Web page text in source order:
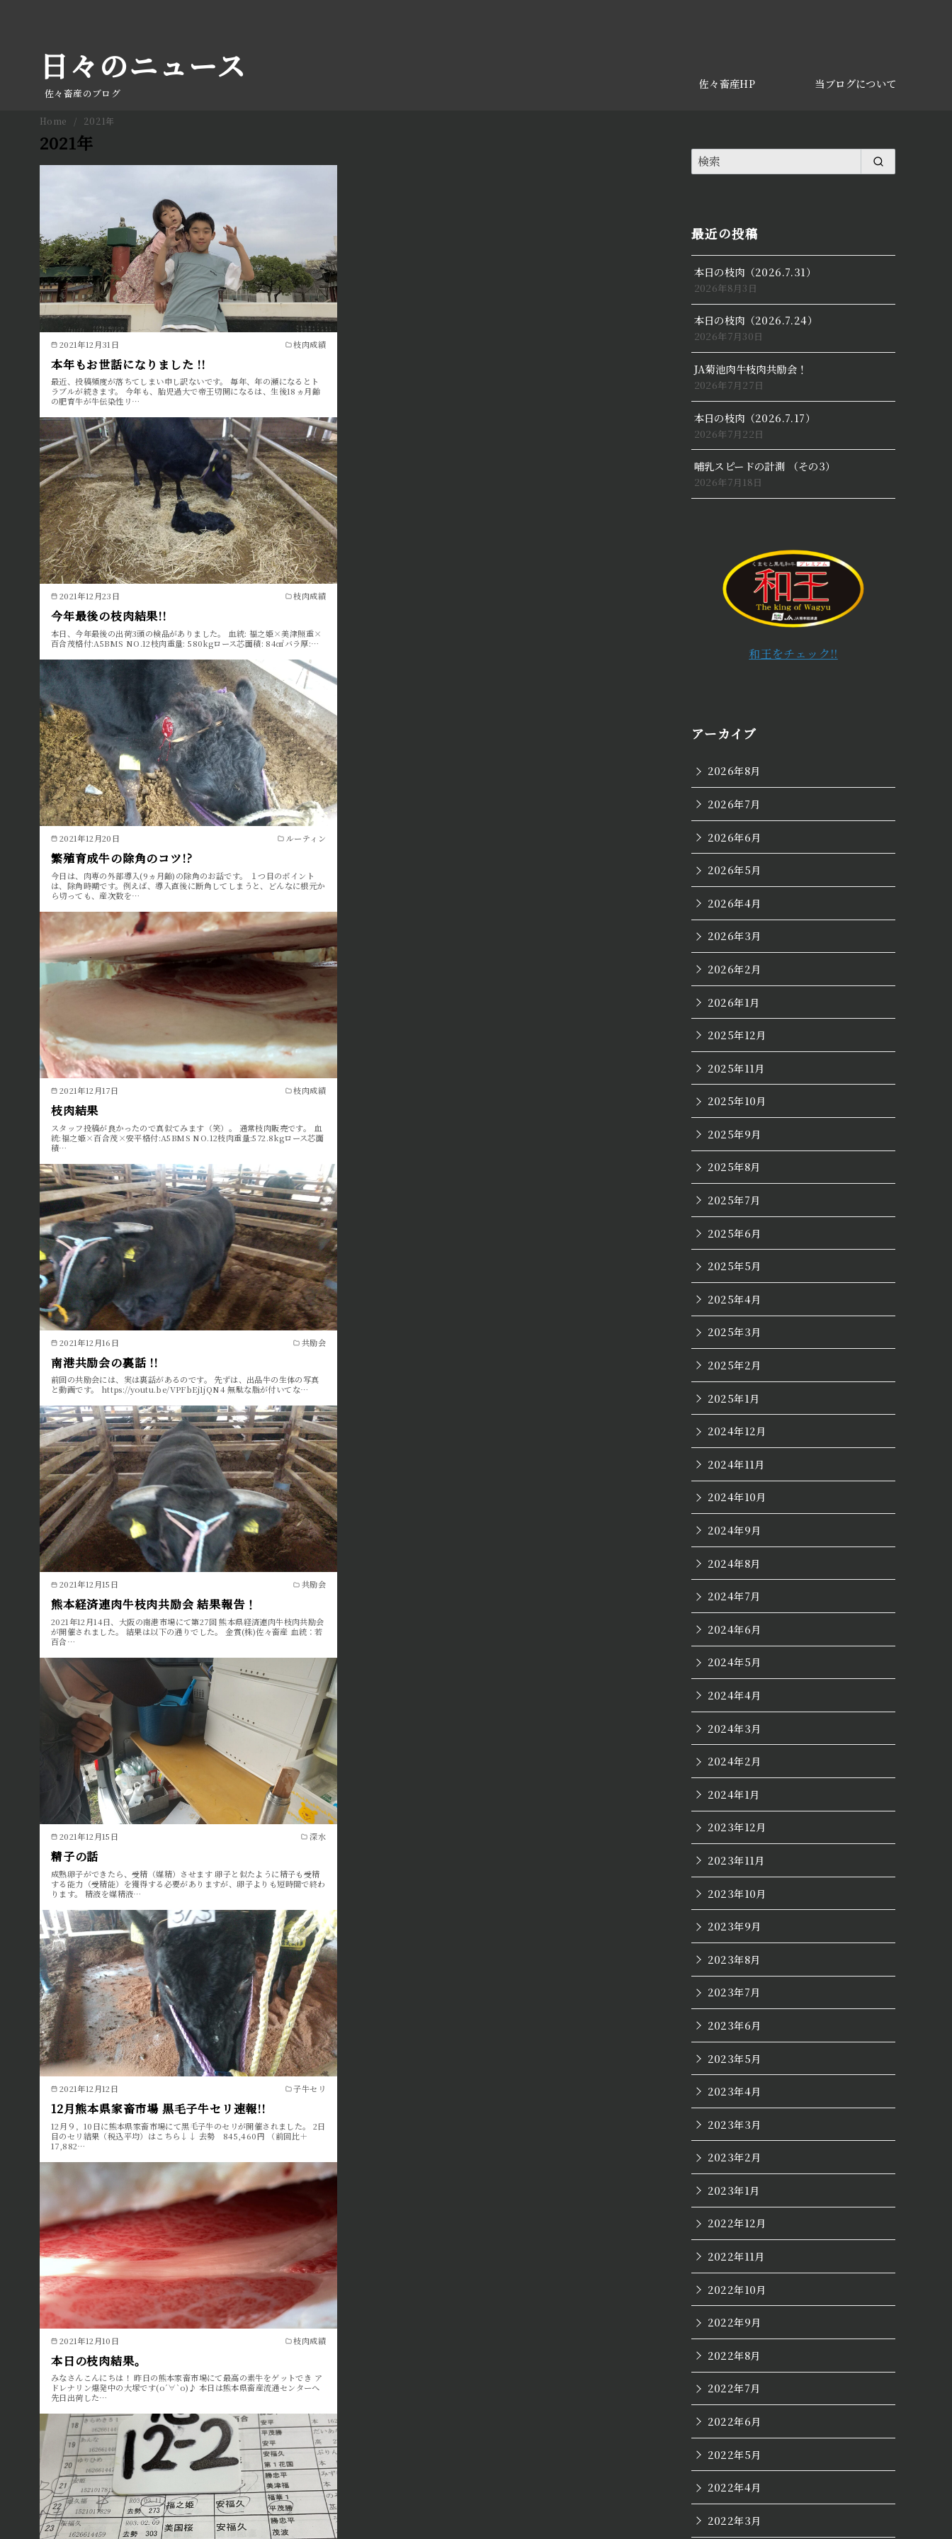
日々のニュース
佐々畜産のブログ
佐々畜産HP 当ブログについて
Home 2021年
2021年
2021年12月31日 枝肉成績
本年もお世話になりました !!
最近、投稿頻度が落ちてしまい申し訳ないです。 毎年、年の瀬になるとト
ラブルが続きます。 今年も、胎児過大で帝王切開になるは、生後18ヵ月齢
の肥育牛が牛伝染性リ…
2021年12月23日 枝肉成績
今年最後の枝肉結果!!
本日、今年最後の出荷3頭の検品がありました。 血統: 福之姫×美津照重×
百合茂格付:A5BMS NO.12枝肉重量: 580kgロース芯面積: 84㎠バラ厚:…
2021年12月20日 ルーティン
繁殖育成牛の除角のコツ!?
今日は、肉専の外部導入(9ヵ月齢)の除角のお話です。 １つ目のポイント
は、除角時期です。例えば、導入直後に断角してしまうと、どんなに根元か
ら切っても、産次数を…
2021年12月17日 枝肉成績
枝肉結果
スタッフ投稿が良かったので真似てみます（笑）。 通常枝肉販売です。 血
統:福之姫×百合茂×安平格付:A5BMS NO.12枝肉重量:572.8kgロース芯面
積…
2021年12月16日 共励会
南港共励会の裏話 !!
前回の共励会には、実は裏話があるのです。 先ずは、出品牛の生体の写真
と動画です。 https://youtu.be/VPFbEj1jQN4 無駄な脂が付いてな…
2021年12月15日 共励会
熊本経済連肉牛枝肉共励会 結果報告！
2021年12月14日、大阪の南港市場にて第27回 熊本県経済連肉牛枝肉共励会
が開催されました。 結果は以下の通りでした。 金賞(株)佐々畜産 血統：若
百合…
2021年12月15日 深水
精子の話
成熟卵子ができたら、受精（媒精）させます 卵子と似たように精子も受精
する能力（受精能）を獲得する必要がありますが、卵子よりも短時間で終わ
ります。 精液を媒精液…
2021年12月12日 子牛セリ
12月熊本県家畜市場 黒毛子牛セリ速報!!
12月９，10日に熊本県家畜市場にて黒毛子牛のセリが開催されました。 2日
目のセリ結果（税込平均）はこちら↓↓ 去勢 845,460円 （前回比＋
17,882…
2021年12月10日 枝肉成績
本日の枝肉結果。
みなさんこんにちは！ 昨日の熊本家畜市場にて最高の素牛をゲットでき ア
ドレナリン爆発中の大塚です(о´∀`о)♪ 本日は熊本県畜産流通センターへ
先日出荷した…
最近の投稿
本日の枝肉（2026.7.31）
2026年8月3日
本日の枝肉（2026.7.24）
2026年7月30日
JA菊池肉牛枝肉共励会！
2026年7月27日
本日の枝肉（2026.7.17）
2026年7月22日
哺乳スピードの計測 （その3）
2026年7月18日
和王をチェック!!
アーカイブ
2026年8月
2026年7月
2026年6月
2026年5月
2026年4月
2026年3月
2026年2月
2026年1月
2025年12月
2025年11月
2025年10月
2025年9月
2025年8月
2025年7月
2025年6月
2025年5月
2025年4月
2025年3月
2025年2月
2025年1月
2024年12月
2024年11月
2024年10月
2024年9月
2024年8月
2024年7月
2024年6月
2024年5月
2024年4月
2024年3月
2024年2月
2024年1月
2023年12月
2023年11月
2023年10月
2023年9月
2023年8月
2023年7月
2023年6月
2023年5月
2023年4月
2023年3月
2023年2月
2023年1月
2022年12月
2022年11月
2022年10月
2022年9月
2022年8月
2022年7月
2022年6月
2022年5月
2022年4月
2022年3月